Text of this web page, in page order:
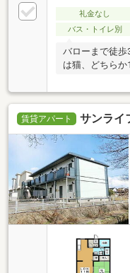
礼金なし
バス・トイレ別
バローまで徒歩
は猫、どちら
賃貸アパート サンラ